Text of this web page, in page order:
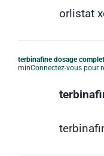
orlistat
terbinafine dosage
minConnectez-vous pour